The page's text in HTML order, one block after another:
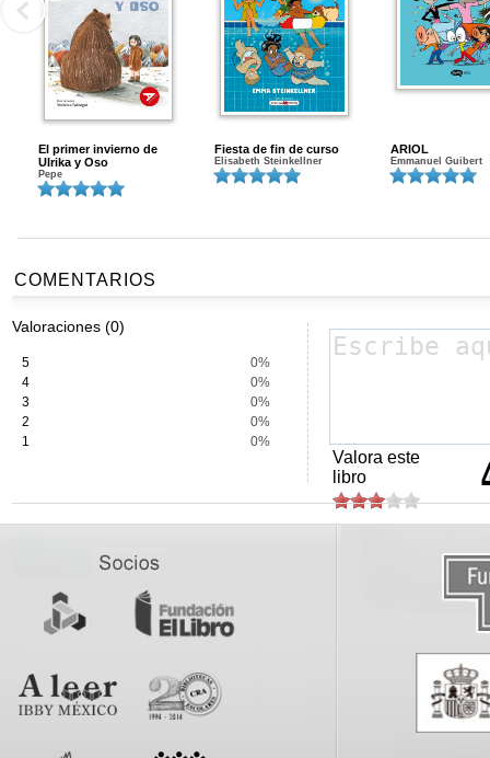
El primer invierno de
Ulrika y Oso
Pepe
Fiesta de fin de curso
Elisabeth Steinkellner
ARIOL
Emmanuel Guibert
COMENTARIOS
Valoraciones (0)
5
0%
4
0%
3
0%
2
0%
1
0%
Valora este
libro